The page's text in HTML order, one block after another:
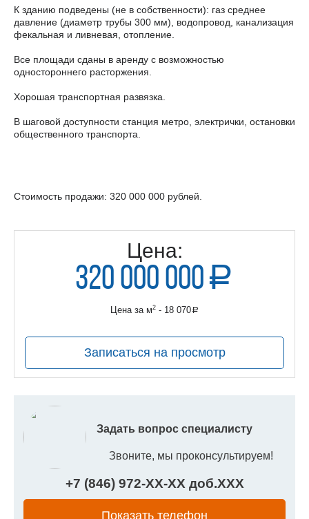
К зданию подведены (не в собственности): газ среднее
давление (диаметр трубы 300 мм), водопровод, канализация
фекальная и ливневая, отопление.
Все площади сданы в аренду с возможностью
одностороннего расторжения.
Хорошая транспортная развязка.
В шаговой доступности станция метро, электрички, остановки
общественного транспорта.
Стоимость продажи: 320 000 000 рублей.
Цена:
320 000 000 a
руб.Цена за м2 - 18 070 a
Записаться на просмотр
Задать вопрос специалисту
Звоните, мы проконсультируем!
+7 (846) 972-XX-XX доб.XXX
Показать телефон